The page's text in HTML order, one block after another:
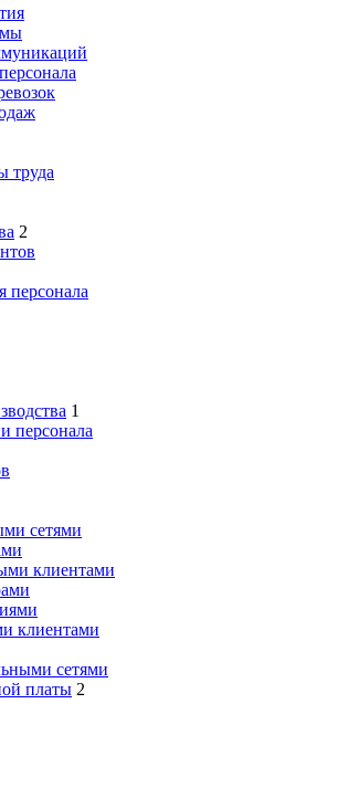
труда
2
персонала
1
персонала
сетями
клиентами
клиентами
сетями
платы 2